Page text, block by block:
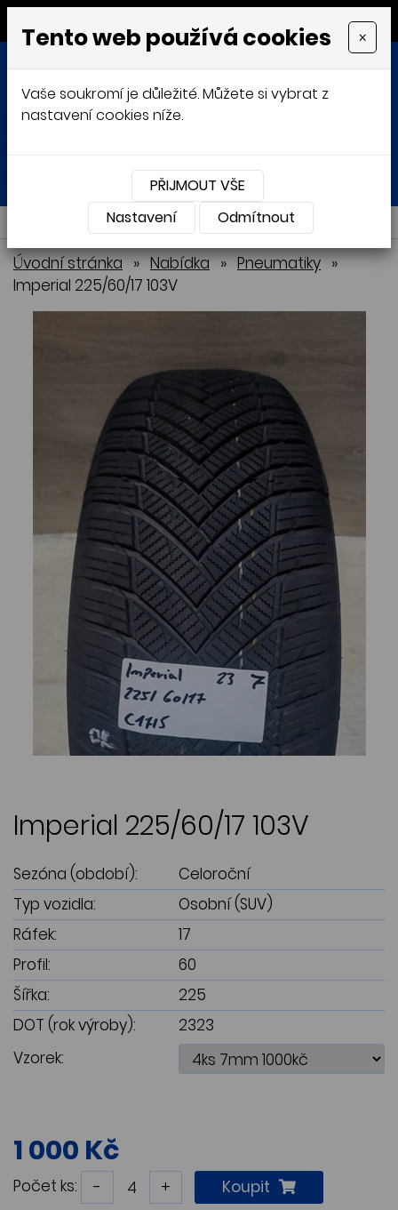
MENU
Přihlásit Košík
NABÍDKA
Úvodní stránka » Nabídka » Pneumatiky »
Imperial 225/60/17 103V
Imperial 225/60/17 103V
Sezóna (období):
Celoroční
Typ vozidla:
Osobní (SUV)
Ráfek:
17
Profil:
60
Šířka:
225
DOT (rok výroby):
2323
Vzorek:
1 000 Kč
Počet ks: - + Koupit
Tento web používá cookies ×
Vaše soukromí je důležité. Můžete si vybrat z
nastavení cookies níže.
PŘIJMOUT VŠE
Nastavení
Odmítnout